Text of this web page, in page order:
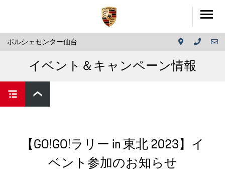
ポルシェセンター仙台
イベント＆キャンペーン情報
【GO!GO!ラリー in 東北 2023】イ
ベント参加のお知らせ